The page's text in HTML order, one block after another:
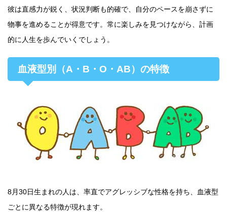
彼は直感力が鋭く、状況判断も的確で、自分のペースを崩さずに
物事を進めることが得意です。常に楽しみを見つけながら、計画
的に人生を歩んでいくでしょう。
血液型別（A・B・O・AB）の特徴
8月30日生まれの人は、率直でアグレッシブな性格を持ち、血液型
ごとに異なる特徴が現れます。